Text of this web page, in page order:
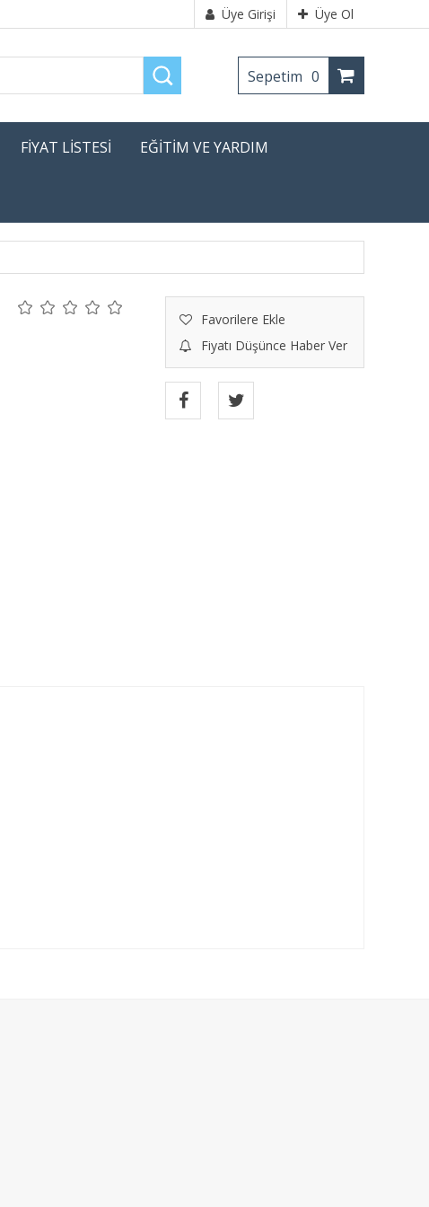
Üye Girişi Üye Ol
Sepetim 0
FİYAT LİSTESİ EĞİTİM VE YARDIM
Favorilere Ekle
Fiyatı Düşünce Haber Ver